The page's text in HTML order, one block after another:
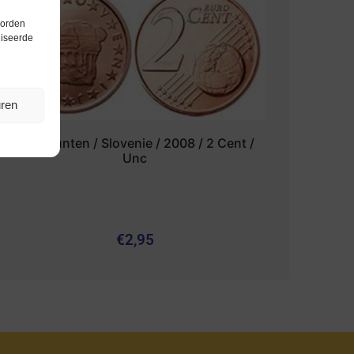
Euromunten / Slovenie / 2008 / 2 Cent /
Unc
€2,95